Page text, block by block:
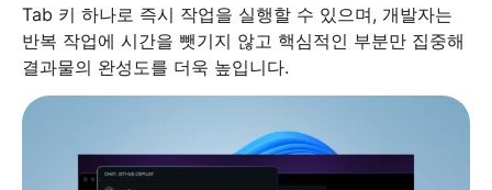
Tab 키 하나로 즉시 작업을 실행할 수 있으며, 개발자는
반복 작업에 시간을 뺏기지 않고 핵심적인 부분만 집중해
결과물의 완성도를 더욱 높입니다.